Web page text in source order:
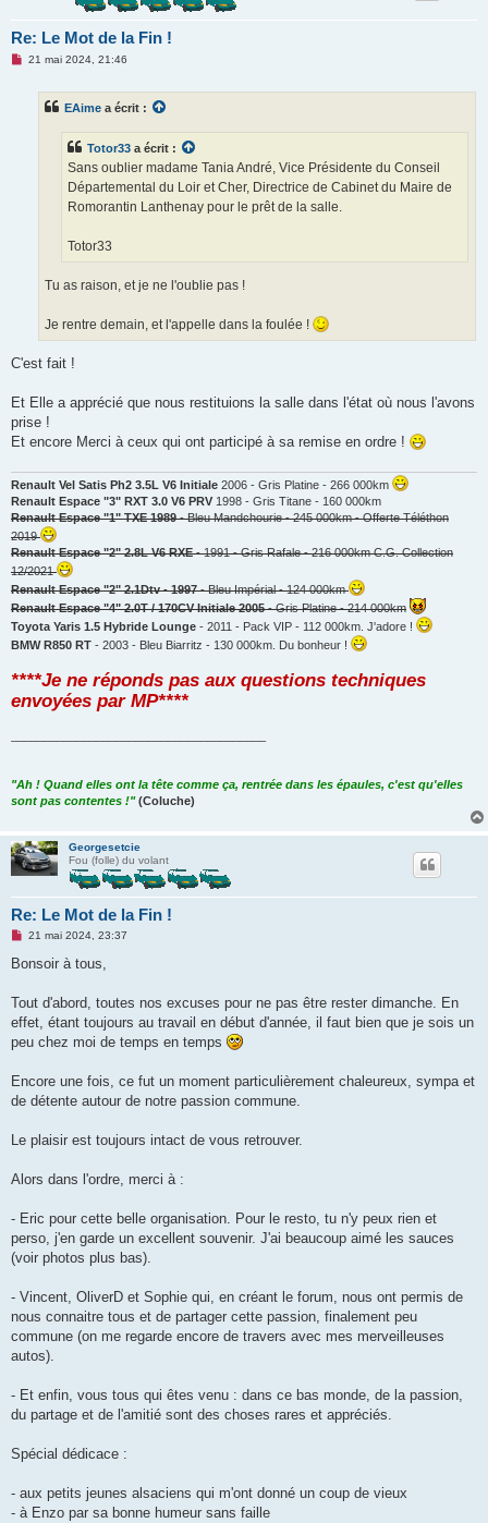
Re: Le Mot de la Fin !
M21 mai 2024, 21:46
EAime a écrit :
Totor33 a écrit :
Sans oublier madame Tania André, Vice Présidente du Conseil
Départemental du Loir et Cher, Directrice de Cabinet du Maire de
Romorantin Lanthenay pour le prêt de la salle.
Totor33
Tu as raison, et je ne l'oublie pas !
Je rentre demain, et l'appelle dans la foulée !
C'est fait !
Et Elle a apprécié que nous restituions la salle dans l'état où nous l'avons
prise !
Et encore Merci à ceux qui ont participé à sa remise en ordre !
Renault Vel Satis Ph2 3.5L V6 Initiale 2006 - Gris Platine - 266 000km
Renault Espace "3" RXT 3.0 V6 PRV 1998 - Gris Titane - 160 000km
Renault Espace "1" TXE 1989- Bleu Mandchourie - 245 000km - Offerte Téléthon
2019
Renault Espace "2" 2.8L V6 RXE- 1991 - Gris Rafale - 216 000km C.G. Collection
12/2021
Renault Espace "2" 2.1Dtv - 1997- Bleu Impérial - 124 000km
Renault Espace "4" 2.0T / 170CV Initiale 2005- Gris Platine - 214 000km
Toyota Yaris 1.5 Hybride Lounge - 2011 - Pack VIP - 112 000km. J'adore !
BMW R850 RT - 2003 - Bleu Biarritz - 130 000km. Du bonheur !
****Je ne réponds pas aux questions techniques
envoyées par MP****
"Ah ! Quand elles ont la tête comme ça, rentrée dans les épaules, c'est qu'elles
sont pas contentes !" (Coluche)
Georgesetcie
Fou (folle) du volant
Re: Le Mot de la Fin !
M
s
g
n
o
u
21 mai 2024, 23:37
Bonsoir à tous,
Tout d'abord, toutes nos excuses pour ne pas être rester dimanche. En
effet, étant toujours au travail en début d'année, il faut bien que je sois un
peu chez moi de temps en temps
Encore une fois, ce fut un moment particulièrement chaleureux, sympa et
de détente autour de notre passion commune.
Le plaisir est toujours intact de vous retrouver.
Alors dans l'ordre, merci à :
- Eric pour cette belle organisation. Pour le resto, tu n'y peux rien et
perso, j'en garde un excellent souvenir. J'ai beaucoup aimé les sauces
(voir photos plus bas).
- Vincent, OliverD et Sophie qui, en créant le forum, nous ont permis de
nous connaitre tous et de partager cette passion, finalement peu
commune (on me regarde encore de travers avec mes merveilleuses
autos).
- Et enfin, vous tous qui êtes venu : dans ce bas monde, de la passion,
du partage et de l'amitié sont des choses rares et appréciés.
Spécial dédicace :
- aux petits jeunes alsaciens qui m'ont donné un coup de vieux
- à Enzo par sa bonne humeur sans faille